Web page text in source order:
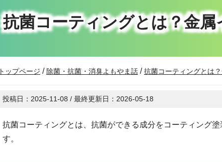
抗菌コーティングとは？金
トップページ / 除菌・抗菌・消臭よもやま話 /抗菌コーティングとは
投稿日： 2025-11-08 / 最終更新日： 2026-05-18
抗菌コーティングとは、抗菌ができる成分をコーティング
す。